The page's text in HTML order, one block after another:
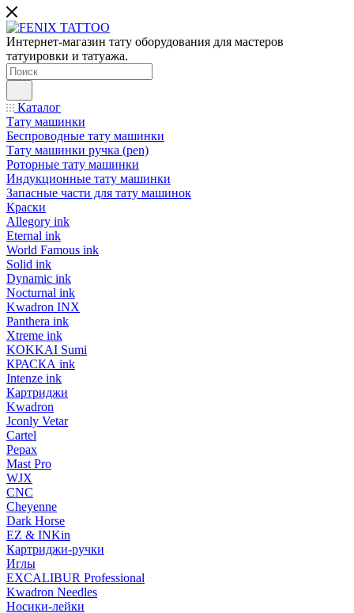
Интернет-магазин тату оборудования для мастеров
татуировки и татуажа.
Каталог
Тату машинки
Беспроводные тату машинки
Тату машинки ручка (pen)
Роторные тату машинки
Индукционные тату машинки
Запасные части для тату машинок
Краски
Allegory ink
Eternal ink
World Famous ink
Solid ink
Dynamic ink
Nocturnal ink
Kwadron INX
Panthera ink
Xtreme ink
KOKKAI Sumi
КРАСКА ink
Intenze ink
Картриджи
Kwadron
Jconly Vetar
Cartel
Pepax
Mast Pro
WJX
CNC
Cheyenne
Dark Horse
EZ & INKin
Картриджи-ручки
Иглы
EXCALIBUR Professional
Kwadron Needles
Носики-лейки